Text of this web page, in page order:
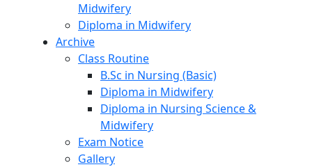
Midwifery
Diploma in Midwifery
Archive
Class Routine
B.Sc in Nursing (Basic)
Diploma in Midwifery
Diploma in Nursing Science &
Midwifery
Exam Notice
Gallery